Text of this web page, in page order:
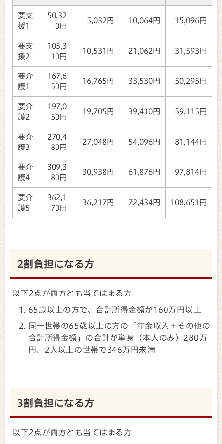
要支
援1
50,32
0円
5,032円 10,064円 15,096円
要支
援2
105,3
10円
10,531円 21,062円 31,593円
要介
護1
167,6
50円
16,765円 33,530円 50,295円
要介
護2
197,0
50円
19,705円 39,410円 59,115円
要介
護3
270,4
80円
27,048円 54,096円 81,144円
要介
護4
309,3
80円
30,938円 61,876円 97,814円
要介
護5
362,1
70円
36,217円 72,434円 108,651円
2割負担になる方
以下2点が両方とも当てはまる方
65歳以上の方で、合計所得金額が160万円以上
同一世帯の65歳以上の方の「年金収入＋その他の
合計所得金額」の合計が単身（本人のみ）280万
円、2人以上の世帯で346万円未満
3割負担になる方
以下2点が両方とも当てはまる方